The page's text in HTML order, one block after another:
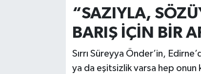
“SAZIYLA,
BARIŞ İÇİN BİR
Sırrı Süreyya Önder’in,
ya da eşitsizlik varsa hep onun